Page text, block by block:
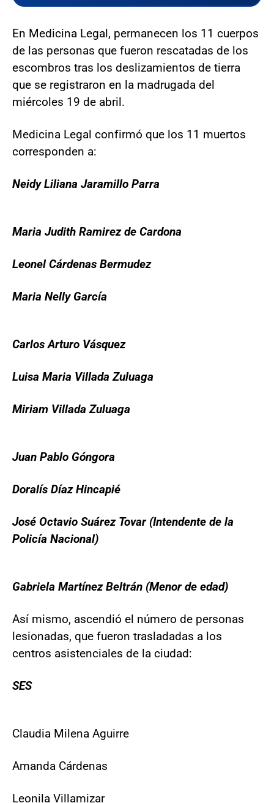
En Medicina Legal, permanecen los 11 cuerpos
de las personas que fueron rescatadas de los
escombros tras los deslizamientos de tierra
que se registraron en la madrugada del
miércoles 19 de abril.
Medicina Legal confirmó que los 11 muertos
corresponden a:
Neidy Liliana Jaramillo Parra
Maria Judith Ramirez de Cardona
Leonel Cárdenas Bermudez
Maria Nelly García
Carlos Arturo Vásquez
Luisa Maria Villada Zuluaga
Miriam Villada Zuluaga
Juan Pablo Góngora
Doralís Díaz Hincapié
José Octavio Suárez Tovar (Intendente de la
Policía Nacional)
Gabriela Martínez Beltrán (Menor de edad)
Así mismo, ascendió el número de personas
lesionadas, que fueron trasladadas a los
centros asistenciales de la ciudad:
SES
Claudia Milena Aguirre
Amanda Cárdenas
Leonila Villamizar